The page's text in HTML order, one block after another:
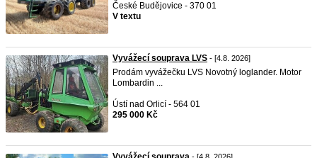
České Budějovice - 370 01
V textu
Vyvážecí souprava LVS - [4.8. 2026]
Prodám vyvážečku LVS Novotný loglander. Motor
Lombardin ...
Ústí nad Orlicí - 564 01
295 000 Kč